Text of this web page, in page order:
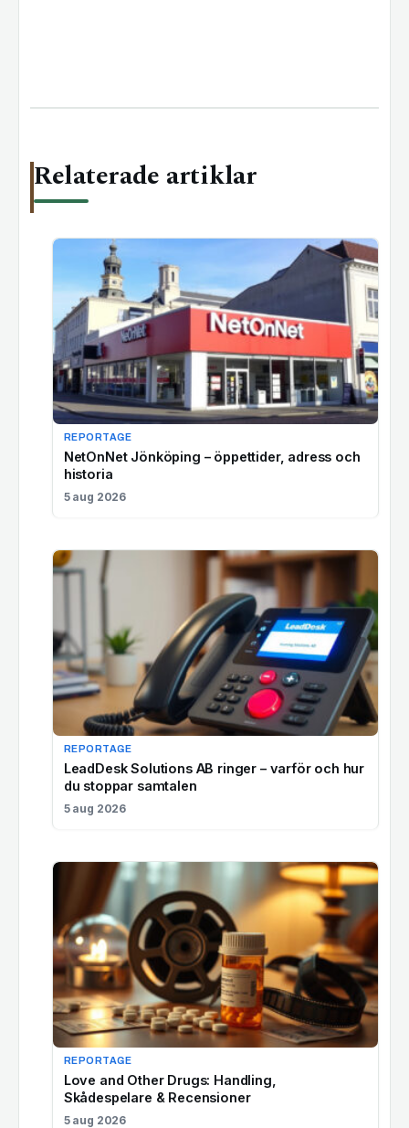
Relaterade artiklar
REPORTAGE
NetOnNet Jönköping – öppettider, adress och
historia
5 aug 2026
REPORTAGE
LeadDesk Solutions AB ringer – varför och hur
du stoppar samtalen
5 aug 2026
REPORTAGE
Love and Other Drugs: Handling,
Skådespelare & Recensioner
5 aug 2026